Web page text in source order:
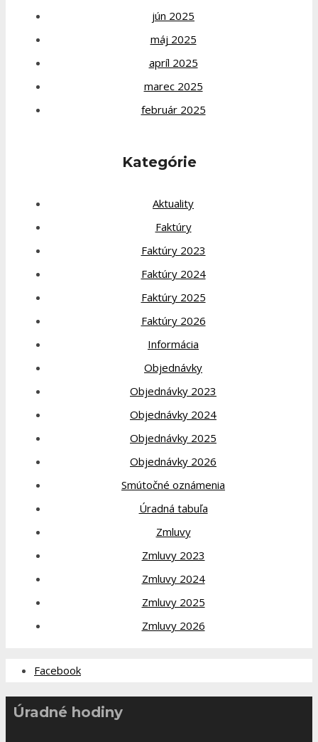
jún 2025
máj 2025
apríl 2025
marec 2025
február 2025
Kategórie
Aktuality
Faktúry
Faktúry 2023
Faktúry 2024
Faktúry 2025
Faktúry 2026
Informácia
Objednávky
Objednávky 2023
Objednávky 2024
Objednávky 2025
Objednávky 2026
Smútočné oznámenia
Úradná tabuľa
Zmluvy
Zmluvy 2023
Zmluvy 2024
Zmluvy 2025
Zmluvy 2026
Facebook
Úradné hodiny